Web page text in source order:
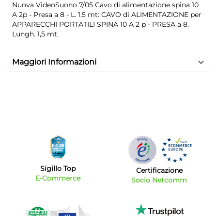
Nuova VideoSuono 7/05 Cavo di alimentazione spina 10
A 2p - Presa a 8 - L. 1,5 mt: CAVO di ALIMENTAZIONE per
APPARECCHI PORTATILI SPINA 10 A 2 p - PRESA a 8.
Lungh. 1,5 mt.
Maggiori Informazioni
Sigillo Top
E-Commerce
Certificazione
Socio Netcomm